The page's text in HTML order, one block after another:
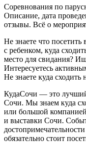
Соревнования по
Описание, дата
отзывы. Всё о
Не знаете что
с ребенком, куда
место для свидания?
Интересуетесь
Не знаете куда
КудаСочи — это
Сочи. Мы знаем куда
или большой
и выставки Сочи.
обязательно стоит